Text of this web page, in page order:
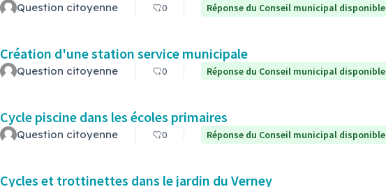
Question citoyenne 0 Réponse du Conseil municipal disponible
Création d'une station service municipale
Question citoyenne 0 Réponse du Conseil municipal disponible
Cycle piscine dans les écoles primaires
Question citoyenne 0 Réponse du Conseil municipal disponible
Cycles et trottinettes dans le jardin du Verney